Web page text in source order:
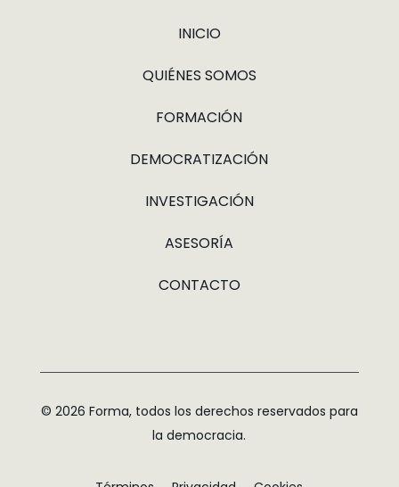
INICIO
QUIÉNES SOMOS
FORMACIÓN
DEMOCRATIZACIÓN
INVESTIGACIÓN
ASESORÍA
CONTACTO
© 2026 Forma, todos los derechos reservados para
la democracia.